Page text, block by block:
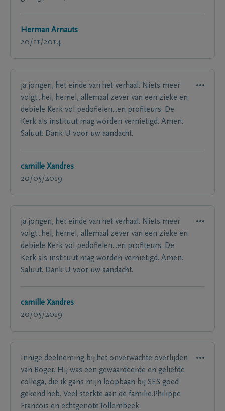
Herman Arnauts
20/11/2014
ja jongen, het einde van het verhaal. Niets meer
volgt...hel, hemel, allemaal zever van een zieke en
debiele Kerk vol pedofielen...en profiteurs. De
Kerk als instituut mag worden vernietigd. Amen.
Saluut. Dank U voor uw aandacht.
camille Xandres
20/05/2019
ja jongen, het einde van het verhaal. Niets meer
volgt...hel, hemel, allemaal zever van een zieke en
debiele Kerk vol pedofielen...en profiteurs. De
Kerk als instituut mag worden vernietigd. Amen.
Saluut. Dank U voor uw aandacht.
camille Xandres
20/05/2019
Innige deelneming bij het onverwachte overlijden
van Roger. Hij was een gewaardeerde en geliefde
collega, die ik gans mijn loopbaan bij SES goed
gekend heb. Veel sterkte aan de familie.Philippe
Francois en echtgenoteTollembeek